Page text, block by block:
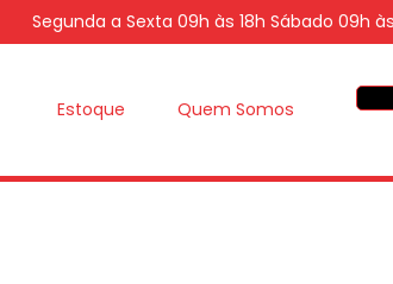
Segunda a Sexta 09h às 18h Sábado 09h
Estoque Quem Somos